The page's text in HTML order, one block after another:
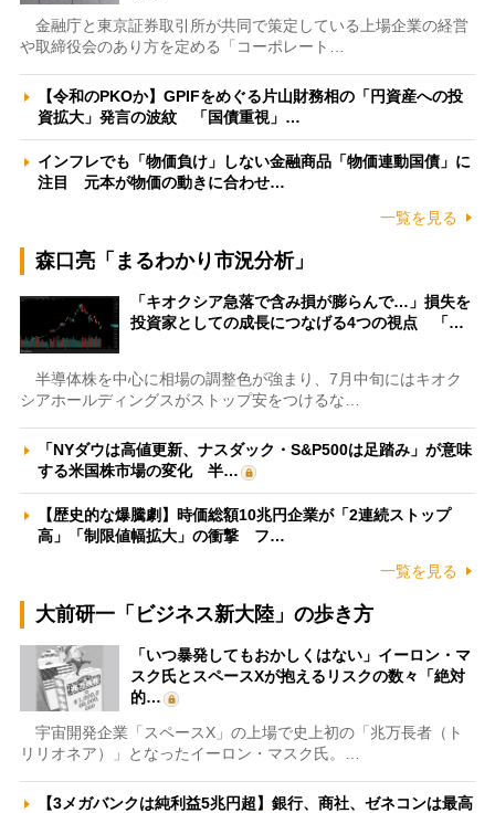
金融庁と東京証券取引所が共同で策定している上場企業の経営
や取締役会のあり方を定める「コーポレート…
【令和のPKOか】GPIFをめぐる片山財務相の「円資産への投
資拡大」発言の波紋 「国債重視」…
インフレでも「物価負け」しない金融商品「物価連動国債」に
注目 元本が物価の動きに合わせ…
一覧を見る
森口亮「まるわかり市況分析」
「キオクシア急落で含み損が膨らんで…」損失を
投資家としての成長につなげる4つの視点 「…
半導体株を中心に相場の調整色が強まり、7月中旬にはキオク
シアホールディングスがストップ安をつけるな…
「NYダウは高値更新、ナスダック・S&P500は足踏み」が意味
する米国株市場の変化 半…
【歴史的な爆騰劇】時価総額10兆円企業が「2連続ストップ
高」「制限値幅拡大」の衝撃 フ…
一覧を見る
大前研一「ビジネス新大陸」の歩き方
「いつ暴発してもおかしくはない」イーロン・マ
スク氏とスペースXが抱えるリスクの数々「絶対
的…
宇宙開発企業「スペースX」の上場で史上初の「兆万長者（ト
リリオネア）」となったイーロン・マスク氏。…
【3メガバンクは純利益5兆円超】銀行、商社、ゼネコンは最高